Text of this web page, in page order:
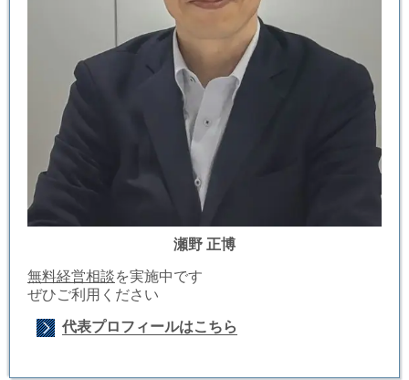
瀬野 正博
無料経営相談を実施中です
ぜひご利用ください
代表プロフィールはこちら